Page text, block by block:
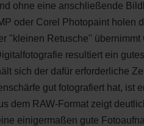
ohne eine anschließende
oder Corel Photopaint holen
"kleinen Retusche"
resultiert ein
sich der dafür erforderliche
gut fotografiert hat, ist
dem RAW-Format zeigt
einigermaßen gute